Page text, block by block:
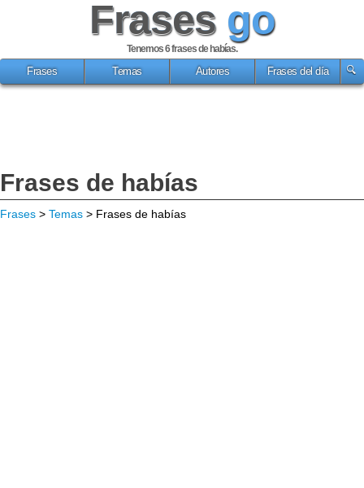
Frases go
Tenemos 6frases de habías.
Frases
Temas Autores Frases del día
Frases de habías
Frases > Temas > Frases de habías